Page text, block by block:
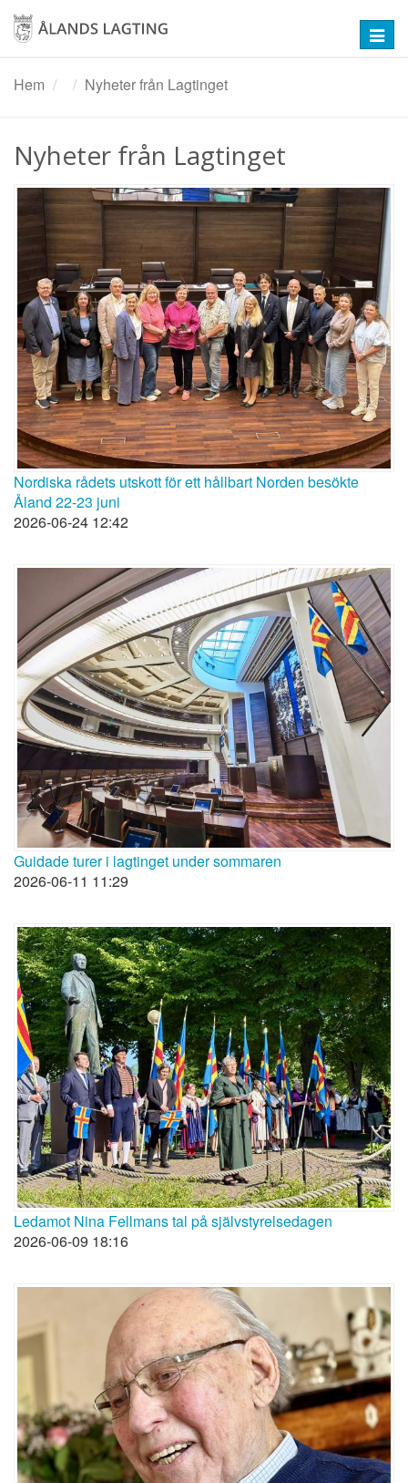
Hoppa
huvudinnehåll
Hem
Nyheter från Lagtinget
Nyheter från Lagtinget
Nordiska rådets utskott för ett hållbart Norden besökte
Åland 22-23 juni
2026-06-24 12:42
Guidade turer i lagtinget under sommaren
2026-06-11 11:29
Ledamot Nina Fellmans tal på självstyrelsedagen
2026-06-09 18:16